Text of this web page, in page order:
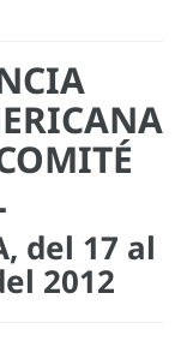
del 17 al
2012